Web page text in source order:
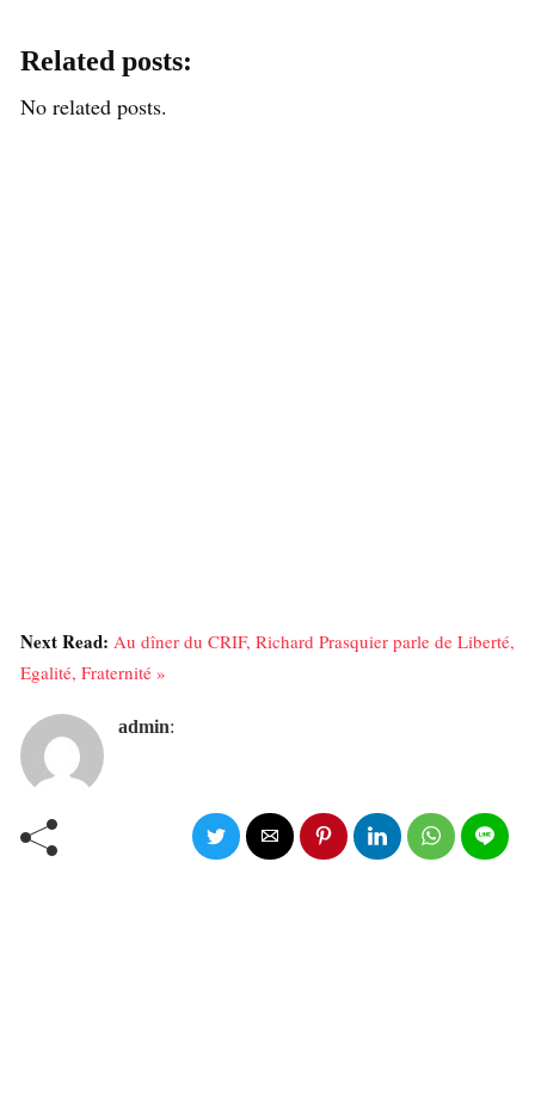
Related posts:
No related posts.
Next Read: Au dîner du CRIF, Richard Prasquier parle de Liberté,
Egalité, Fraternité »
admin: